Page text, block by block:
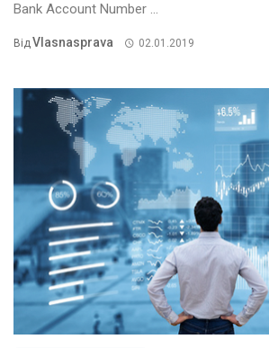
Bank Account Number ...
ВідVlasnasprava 02.01.2019